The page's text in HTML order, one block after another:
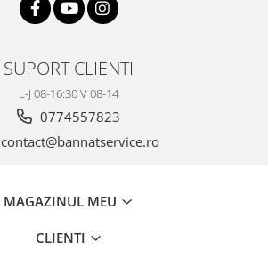
SUPORT CLIENTI
L-J 08-16:30 V 08-14
0774557823
contact@bannatservice.ro
MAGAZINUL MEU
CLIENTI